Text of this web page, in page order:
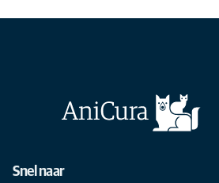
Snel naar